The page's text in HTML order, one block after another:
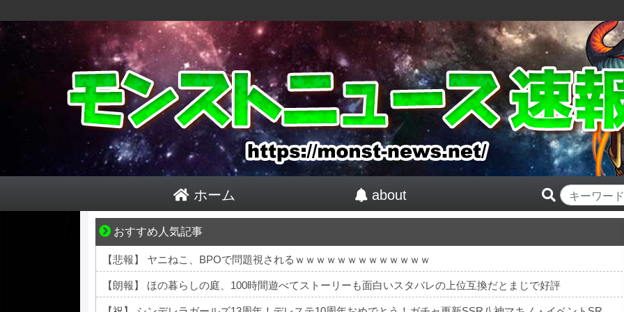
ホーム about
おすすめ人気記事
結婚生活の「当たり前」が壊れる瞬間
【悲報】 ヤニねこ、BPOで問題視されるｗｗｗｗｗｗｗｗｗｗｗｗｗ
【朗報】 ほの暮らしの庭、100時間遊べてストーリーも面白いスタバレの上位互換だとまじで好評